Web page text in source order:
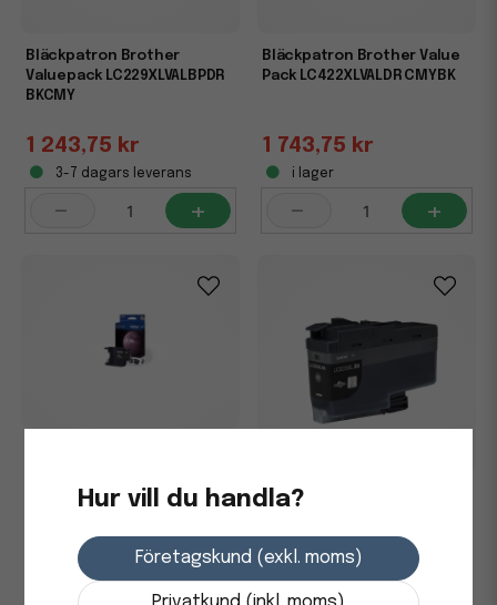
Bläckpatron Brother
Valuepack LC229XLVALBPDR
BKCMY
1 243,75 kr
3-7 dagars leverans
- +
Bläckpatron Brother Value
Pack LC422XLVALDR CMYBK
1 743,75 kr
i lager
- +
293,75 kr
3-7 dagars leverans
Bläckpatron Brother XL
611,25 kr
Hur vill du handla?
Företagskund (exkl. moms)